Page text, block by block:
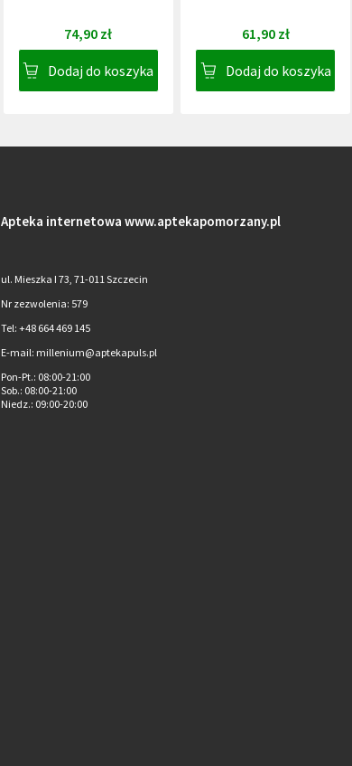
74,90 zł
Dodaj do koszyka
dzieci
61,90 zł
Dodaj do koszyka
Apteka internetowa www.aptekapomorzany.pl
ul. Mieszka I 73, 71-011 Szczecin
Nr zezwolenia: 579
Tel: +48 664 469 145
E-mail: millenium@aptekapuls.pl
Pon-Pt.: 08:00-21:00
Sob.: 08:00-21:00
Niedz.: 09:00-20:00